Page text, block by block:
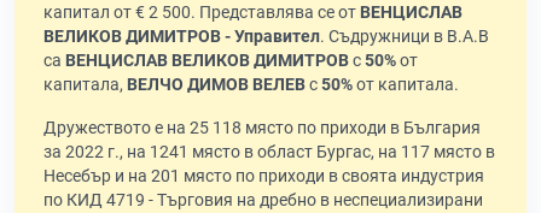
капитал от € 2 500. Представлява се от ВЕНЦИСЛАВ
ВЕЛИКОВ ДИМИТРОВ - Управител. Съдружници в В.А.В
са ВЕНЦИСЛАВ ВЕЛИКОВ ДИМИТРОВс50%от
капитала, ВЕЛЧО ДИМОВ ВЕЛЕВс50%от капитала.
Дружеството е на 25 118 място по приходи в България
за 2022 г., на 1241 място в област Бургас, на 117 място в
Несебър и на 201 място по приходи в своята индустрия
по КИД 4719 - Търговия на дребно в неспециализирани